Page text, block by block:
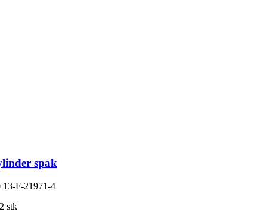
spak
13-F-21971-4
stk